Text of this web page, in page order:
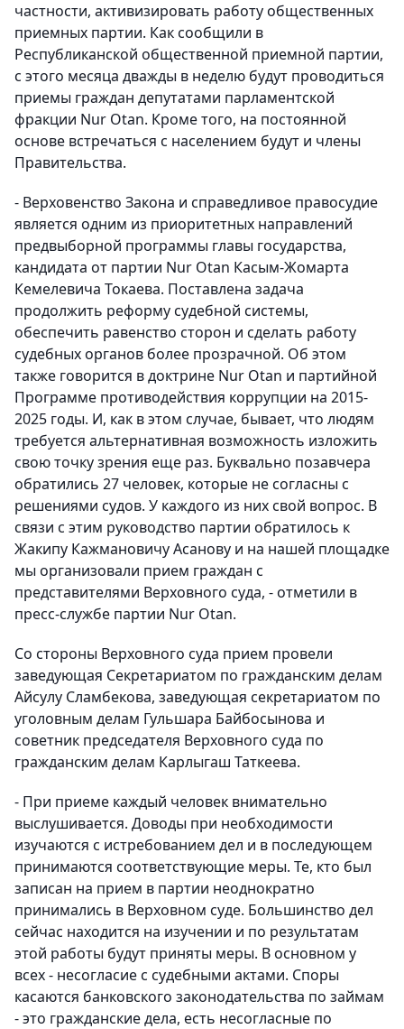
частности, активизировать работу общественных
приемных партии. Как сообщили в
Республиканской общественной приемной партии,
с этого месяца дважды в неделю будут проводиться
приемы граждан депутатами парламентской
фракции Nur Otan. Кроме того, на постоянной
основе встречаться с населением будут и члены
Правительства.
- Верховенство Закона и справедливое правосудие
является одним из приоритетных направлений
предвыборной программы главы государства,
кандидата от партии Nur Otan Касым-Жомарта
Кемелевича Токаева. Поставлена задача
продолжить реформу судебной системы,
обеспечить равенство сторон и сделать работу
судебных органов более прозрачной. Об этом
также говорится в доктрине Nur Otan и партийной
Программе противодействия коррупции на 2015-
2025 годы. И, как в этом случае, бывает, что людям
требуется альтернативная возможность изложить
свою точку зрения еще раз. Буквально позавчера
обратились 27 человек, которые не согласны с
решениями судов. У каждого из них свой вопрос. В
связи с этим руководство партии обратилось к
Жакипу Кажмановичу Асанову и на нашей площадке
мы организовали прием граждан с
представителями Верховного суда, - отметили в
пресс-службе партии Nur Otan.
Со стороны Верховного суда прием провели
заведующая Секретариатом по гражданским делам
Айсулу Сламбекова, заведующая секретариатом по
уголовным делам Гульшара Байбосынова и
советник председателя Верховного суда по
гражданским делам Карлыгаш Таткеева.
- При приеме каждый человек внимательно
выслушивается. Доводы при необходимости
изучаются с истребованием дел и в последующем
принимаются соответствующие меры. Те, кто был
записан на прием в партии неоднократно
принимались в Верховном суде. Большинство дел
сейчас находится на изучении и по результатам
этой работы будут приняты меры. В основном у
всех - несогласие с судебными актами. Споры
касаются банковского законодательства по займам
- это гражданские дела, есть несогласные по